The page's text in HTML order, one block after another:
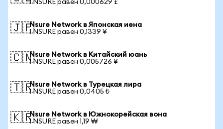
1 NSURE равен 0,000629 £
🇯🇵Nsure Network в Японская иена
1 NSURE равен 0,1339 ¥
🇨🇳Nsure Network в Китайский юань
1 NSURE равен 0,005726 ¥
🇹🇷Nsure Network в Турецкая лира
1 NSURE равен 0,0405 ₺
🇰🇷Nsure Network в Южнокорейская вона
1 NSURE равен 1,19 ₩